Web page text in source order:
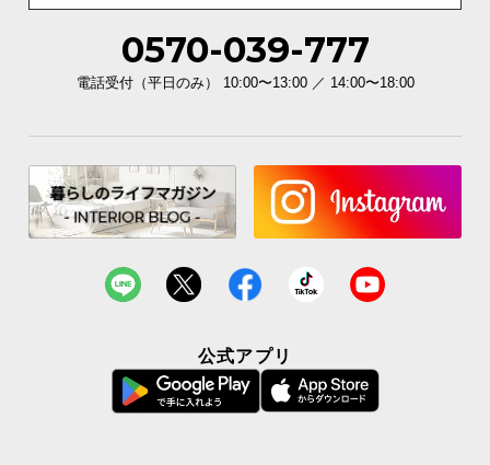
0570-039-777
電話受付（平日のみ） 10:00〜13:00 ／ 14:00〜18:00
公式アプリ